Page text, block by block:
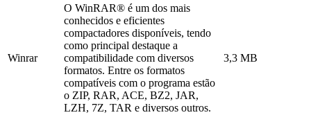
Winrar
O WinRAR® é um dos mais
conhecidos e eficientes
compactadores disponíveis, tendo
como principal destaque a
compatibilidade com diversos
formatos. Entre os formatos
compatíveis com o programa estão
o ZIP, RAR, ACE, BZ2, JAR,
LZH, 7Z, TAR e diversos outros.
3,3 MB